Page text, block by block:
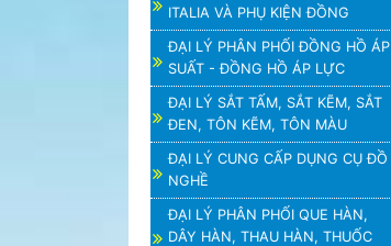
ITALIA VÀ PHỤ KIỆN ĐỒNG
ĐẠI LÝ PHÂN PHỐI ĐỒNG HỒ ÁP
SUẤT - ĐỒNG HỒ ÁP LỰC
ĐẠI LÝ SẮT TẤM, SẮT KẼM, SẮT
ĐEN, TÔN KẼM, TÔN MÀU
ĐẠI LÝ CUNG CẤP DỤNG CỤ ĐỒ
NGHỀ
ĐẠI LÝ PHÂN PHỐI QUE HÀN,
DÂY HÀN, THAU HÀN, THUỐC